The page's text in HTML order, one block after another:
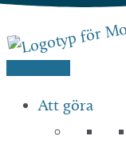
till
innehåll
Att göra